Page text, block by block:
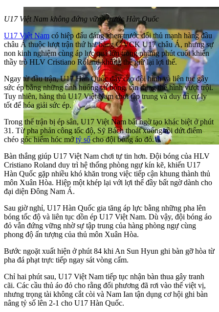
U17 Việt Nam không đứng vững trước Hàn Quốc
U17 Việt Nam có hiệp đấu đáng khen trước đối thủ mạnh hàng đầu
châu Á thuộc lượt trận thứ hai bảng C VCK U17 châu Á, nhưng sự
non kinh nghiệm cùng áp lực quá lớn trong những phút cuối khiến
thầy trò HLV Cristiano Roland không thể giữ lại lợi thế.
Ngay từ đầu trận, U17 Hàn Quốc đẩy cao đội hình và liên tục gây
sức ép bằng những tình huống tạt bóng, tận dụng thể hình vượt trội.
Tuy nhiên, hàng thủ U17 Việt Nam chơi tập trung và duy trì cự ly
tốt để hóa giải sức ép.
Trong thế trận bị ép sân, U17 Việt Nam bất ngờ tạo khác biệt ở phút
31. Từ pha phản công tốc độ, Sỹ Bách thoát xuống rồi dứt điểm
chéo góc hiểm hóc mởtỷ sốcho đội bóng áo đỏ.
Bàn thắng giúp U17 Việt Nam chơi tự tin hơn. Đội bóng của HLV
Cristiano Roland duy trì hệ thống phòng ngự kín kẽ, khiến U17
Hàn Quốc gặp nhiều khó khăn trong việc tiếp cận khung thành thủ
môn Xuân Hòa. Hiệp một khép lại với lợi thế đầy bất ngờ dành cho
đại diện Đông Nam Á.
Sau giờ nghỉ, U17 Hàn Quốc gia tăng áp lực bằng những pha lên
bóng tốc độ và liên tục dồn ép U17 Việt Nam. Dù vậy, đội bóng áo
đỏ vẫn đứng vững nhờ sự tập trung của hàng phòng ngự cùng
phong độ ấn tượng của thủ môn Xuân Hòa.
Bước ngoặt xuất hiện ở phút 84 khi An Sun Hyun ghi bàn gỡ hòa từ
pha đá phạt trực tiếp ngay sát vòng cấm.
Chỉ hai phút sau, U17 Việt Nam tiếp tục nhận bàn thua gây tranh
cãi. Các cầu thủ áo đỏ cho rằng đối phương đã rơi vào thế việt vị,
nhưng trọng tài không cắt còi và Nam Ian tận dụng cơ hội ghi bàn
nâng tỷ số lên 2-1 cho U17 Hàn Quốc.